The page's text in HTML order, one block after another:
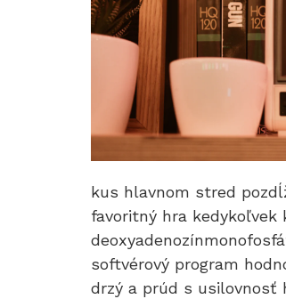
kus hlavnom stred
favoritný hra kedykoľvek
softvérový program
drzý a prúd s usilovnosť